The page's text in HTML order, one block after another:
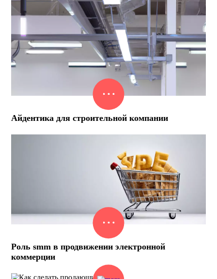
Айдентика для строительной компании
Роль smm в продвижении электронной
коммерции